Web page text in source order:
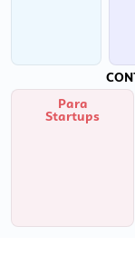
Para
Startups